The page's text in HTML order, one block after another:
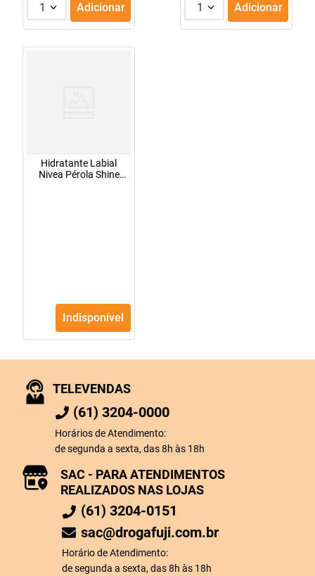
1 Adicionar 1 Adicionar
Hidratante Labial
Nivea Pérola Shine
Indisponível
TELEVENDAS
(61) 3204-0000
Horários de Atendimento:
de segunda a sexta, das 8h às 18h
SAC - PARA ATENDIMENTOS
REALIZADOS NAS LOJAS
(61) 3204-0151
sac@drogafuji.com.br
Horário de Atendimento:
de segunda a sexta, das 8h às 18h